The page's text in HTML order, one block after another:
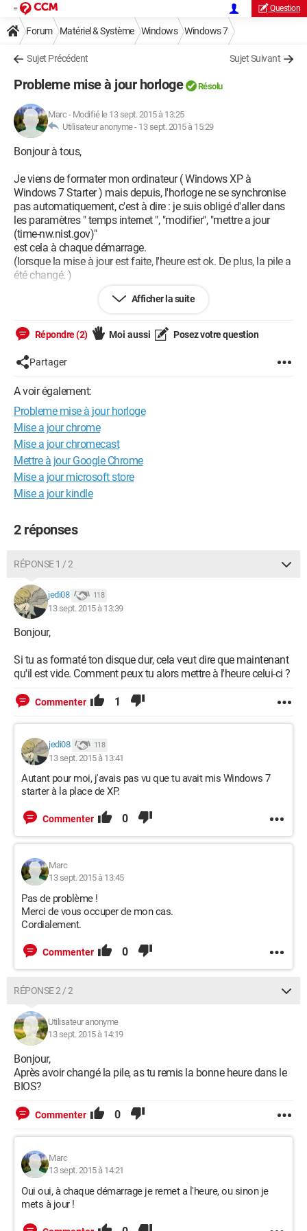
Question
Forum Matériel & Système Windows Windows 7
Sujet Précédent Sujet Suivant
Probleme mise à jour horloge Résolu
Marc - Modifié le 13 sept. 2015 à 13:25
Utilisateur anonyme - 13 sept. 2015 à 15:29
Bonjour à tous,
Je viens de formater mon ordinateur ( Windows XP à
Windows 7 Starter ) mais depuis, l'horloge ne se synchronise
pas automatiquement, c'est à dire : je suis obligé d'aller dans
les paramètres " temps internet ", "modifier", "mettre a jour
(time-nw.nist.gov)"
est cela à chaque démarrage.
(lorsque la mise à jour est faite, l'heure est ok. De plus, la pile a
été changé. )
Je ne suis que débutant dans l'informatique, j'ai essayé de
m'éclairer.
Cordialement,
Marc.
Afficher la suite
Répondre (2) Moi aussi Posez votre question
Partager
A voir également:
Probleme mise à jour horloge
Mise a jour chrome
Mise a jour chromecast
Mettre à jour Google Chrome
Mise a jour microsoft store
Mise a jour kindle
2 réponses
RÉPONSE 1 / 2
jedi08 118
13 sept. 2015 à 13:39
Bonjour,
Si tu as formaté ton disque dur, cela veut dire que maintenant
qu'il est vide. Comment peux tu alors mettre à l'heure celui-ci ?
Commenter 1
jedi08 118
13 sept. 2015 à 13:41
Autant pour moi, j'avais pas vu que tu avait mis Windows 7
starter à la place de XP.
Commenter 0
Marc
13 sept. 2015 à 13:45
Pas de problème !
Merci de vous occuper de mon cas.
Cordialement.
Commenter 0
RÉPONSE 2 / 2
Utilisateur anonyme
13 sept. 2015 à 14:19
Bonjour,
Après avoir changé la pile, as tu remis la bonne heure dans le
BIOS?
Commenter 0
Marc
13 sept. 2015 à 14:21
Oui oui, à chaque démarrage je remet a l'heure, ou sinon je
mets à jour !